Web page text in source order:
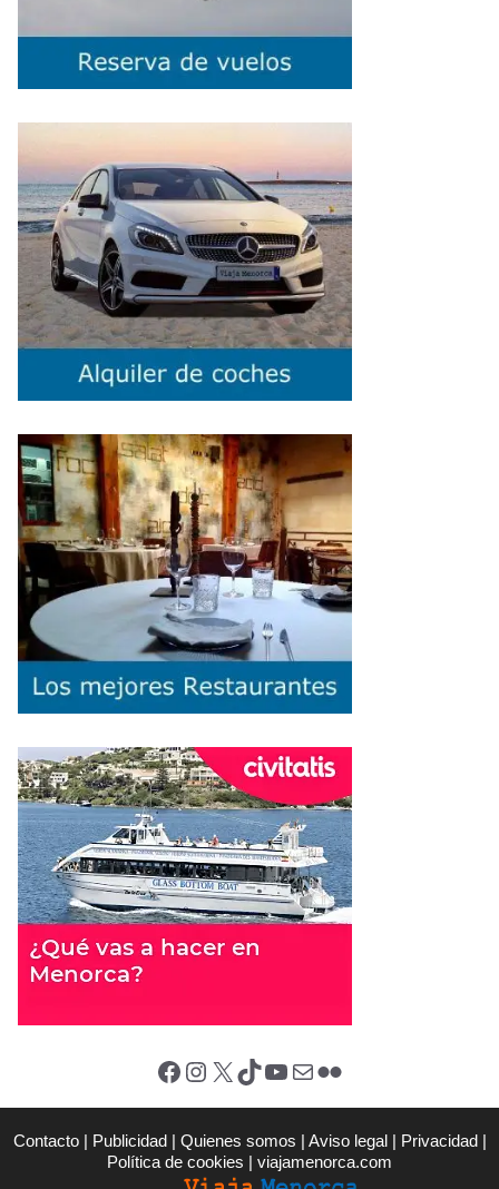
Facebook Instagram X (Twitter) TikTok YouTube Correo electrónico Flickr
Contacto | Publicidad | Quienes somos | Aviso legal | Privacidad |
Política de cookies | viajamenorca.com